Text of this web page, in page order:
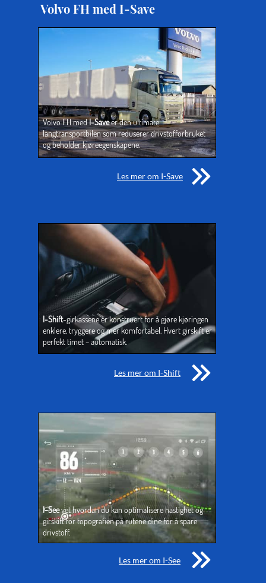
I-See vet hvordan du kan optimalisere hastighet og
girskift for topografien på rutene dine for å spare
drivstoff.
I-Shift-girkassene er konstruert for å gjøre kjøringen
enklere, tryggere og mer komfortabel. Hvert girskift er
perfekt timet – automatisk.
Volvo FH med I-Save er den ultimate
langtransportbilen som reduserer drivstofforbruket
og beholder kjøreegenskapene.
Volvo FH med I-Save
Les mer om I-Save
Les mer om I-Shift
Les mer om I-See